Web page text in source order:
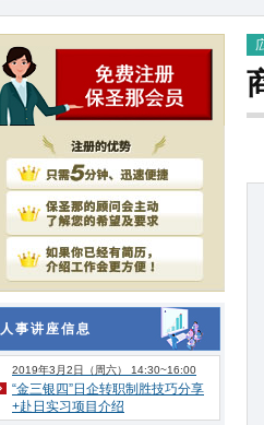
人事讲座信息
2019年3月2日（周六） 14:30~16:00
“金三银四”日企转职制胜技巧分享
+赴日实习项目介绍